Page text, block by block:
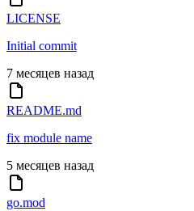
LICENSE
Initial commit
7 месяцев назад
README.md
fix module name
5 месяцев назад
go.mod